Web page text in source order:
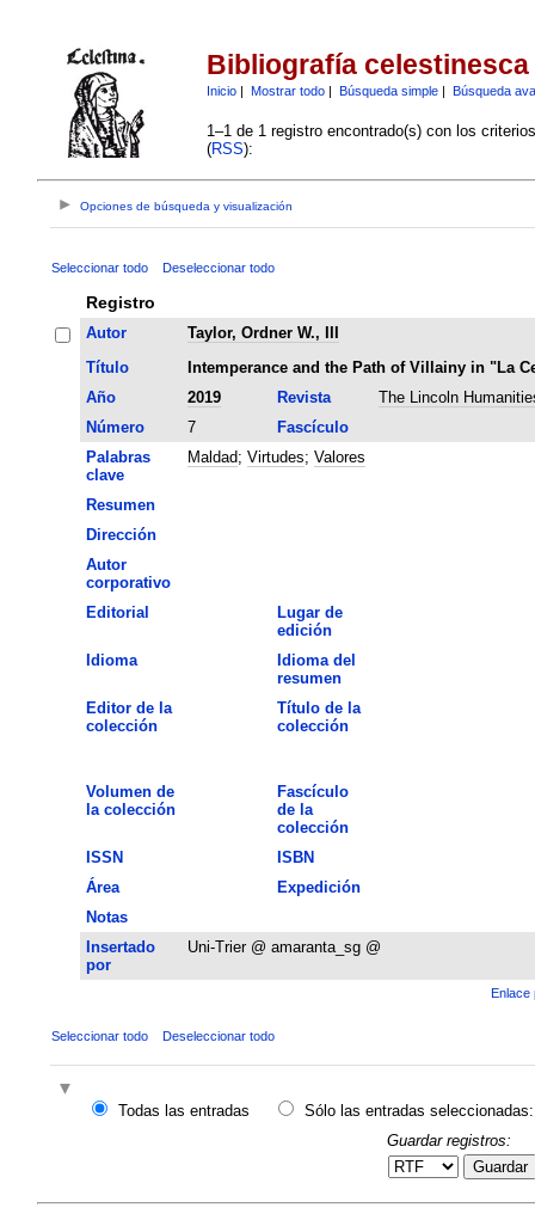
Bibliografía celestinesca
Inicio| Mostrar todo| Búsqueda simple| Búsqueda
1–1 de 1 registro encontrado(s) con los
(RSS):
Opciones de búsqueda y visualización
Seleccionar todo Deseleccionar todo
Registro
Autor
Taylor, Ordner W., III
Título
Intemperance and the Path of Villainy in "La
Año
2019 Revista
The Lincoln
Número
7
Fascículo
Palabras
clave
Maldad; Virtudes; Valores
Resumen
Dirección
Autor
corporativo
Editorial
Lugar de
edición
Idioma
Idioma del
resumen
Editor de la
colección
Título de la
colección
Volumen de
la colección
Fascículo
de la
colección
ISSN
ISBN
Área
Expedición
Notas
Insertado
por
Uni-Trier @ amaranta_sg @
Enlace
Seleccionar todo Deseleccionar todo
Todas las entradas
Sólo las entradas seleccionadas:
Guardar registros:
Guardar